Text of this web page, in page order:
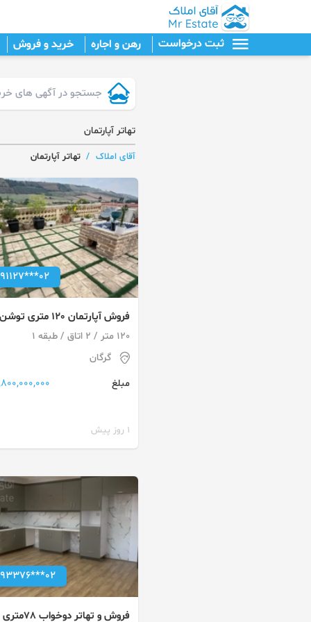
ثبت درخواست رهن و اجاره خرید و فروش
تهاتر آپارتمان
آقای املاک / تهاتر آپارتمان
فروش آپارتمان 120 متری توشن
120 متر / 2 اتاق / طبقه 1
گرگان
مبلغ
7,800,000,000
1 روز پیش
فروش و تهاتر دوخواب 78متری